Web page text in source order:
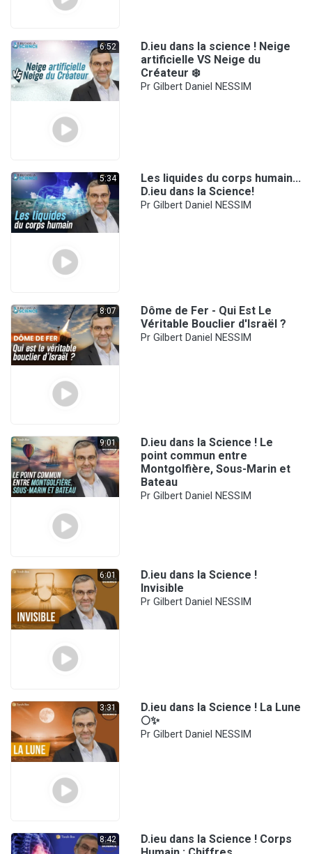
6:52
D.ieu dans la science ! Neige
artificielle VS Neige du
Créateur ❄️
Pr Gilbert Daniel NESSIM
5:34
Les liquides du corps humain...
D.ieu dans la Science!
Pr Gilbert Daniel NESSIM
8:07
Dôme de Fer - Qui Est Le
Véritable Bouclier d'Israël ?
Pr Gilbert Daniel NESSIM
9:01
D.ieu dans la Science ! Le
point commun entre
Montgolfière, Sous-Marin et
Bateau
Pr Gilbert Daniel NESSIM
6:01
D.ieu dans la Science !
Invisible
Pr Gilbert Daniel NESSIM
3:31
D.ieu dans la Science ! La Lune
🌕✨
Pr Gilbert Daniel NESSIM
8:42
D.ieu dans la Science ! Corps